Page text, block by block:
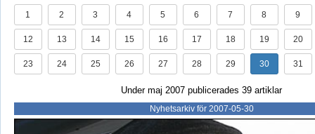
1 2 3 4 5 6 7 8 9
12 13 14 15 16 17 18 19 20
23 24 25 26 27 28 29 30 31
Under maj 2007 publicerades 39 artiklar
Nyhetsarkiv för 2007-05-30